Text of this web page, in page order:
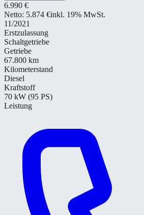
6.990 €
Netto: 5.874 €inkl. 19% MwSt.
11/2021
Erstzulassung
Schaltgetriebe
Getriebe
67.800 km
Kilometerstand
Diesel
Kraftstoff
70 kW (95 PS)
Leistung